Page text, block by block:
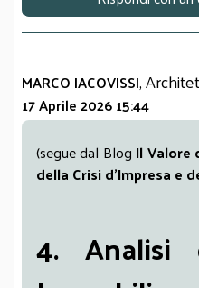
MARCO IACOVISSI,
17 Aprile 2026 15:44
(segue dal Blog Il Valore
della Crisi d’Impresa e
4. Analisi